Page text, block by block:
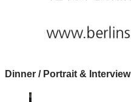
Dinner / Portrait & Interview